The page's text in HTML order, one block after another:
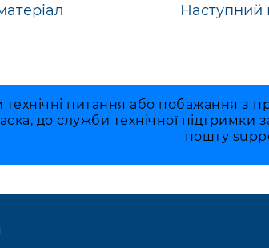
Наступний
питання або побажання з
до служби технічної
пошту